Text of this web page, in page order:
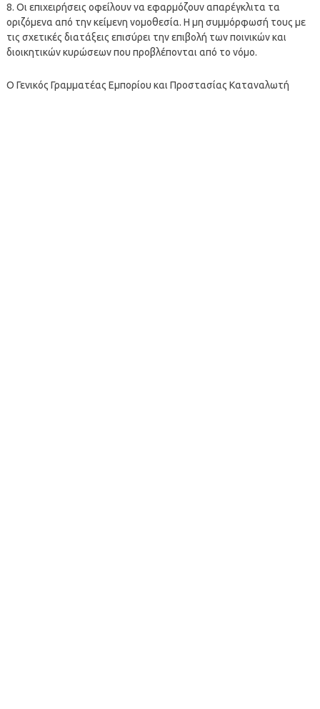
8. Οι επιχειρήσεις οφείλουν να εφαρμόζουν απαρέγκλιτα τα
οριζόμενα από την κείμενη νομοθεσία. Η μη συμμόρφωσή τους με
τις σχετικές διατάξεις επισύρει την επιβολή των ποινικών και
διοικητικών κυρώσεων που προβλέπονται από το νόμο.
Ο Γενικός Γραμματέας Εμπορίου και Προστασίας Καταναλωτή